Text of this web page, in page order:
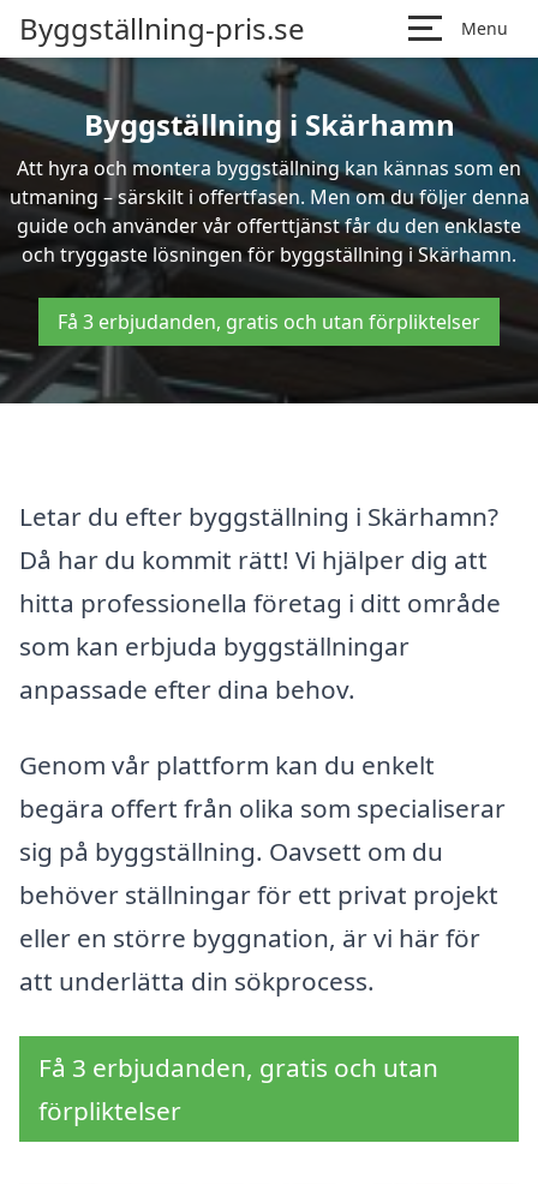
Byggställning-pris.se Menu
Byggställning i Skärhamn
Att hyra och montera byggställning kan kännas som en
utmaning – särskilt i offertfasen. Men om du följer denna
guide och använder vår offerttjänst får du den enklaste
och tryggaste lösningen för byggställning i Skärhamn.
Få 3 erbjudanden, gratis och utan förpliktelser
Letar du efter byggställning i Skärhamn?
Då har du kommit rätt! Vi hjälper dig att
hitta professionella företag i ditt område
som kan erbjuda byggställningar
anpassade efter dina behov.
Genom vår plattform kan du enkelt
begära offert från olika som specialiserar
sig på byggställning. Oavsett om du
behöver ställningar för ett privat projekt
eller en större byggnation, är vi här för
att underlätta din sökprocess.
Få 3 erbjudanden, gratis och utan
förpliktelser